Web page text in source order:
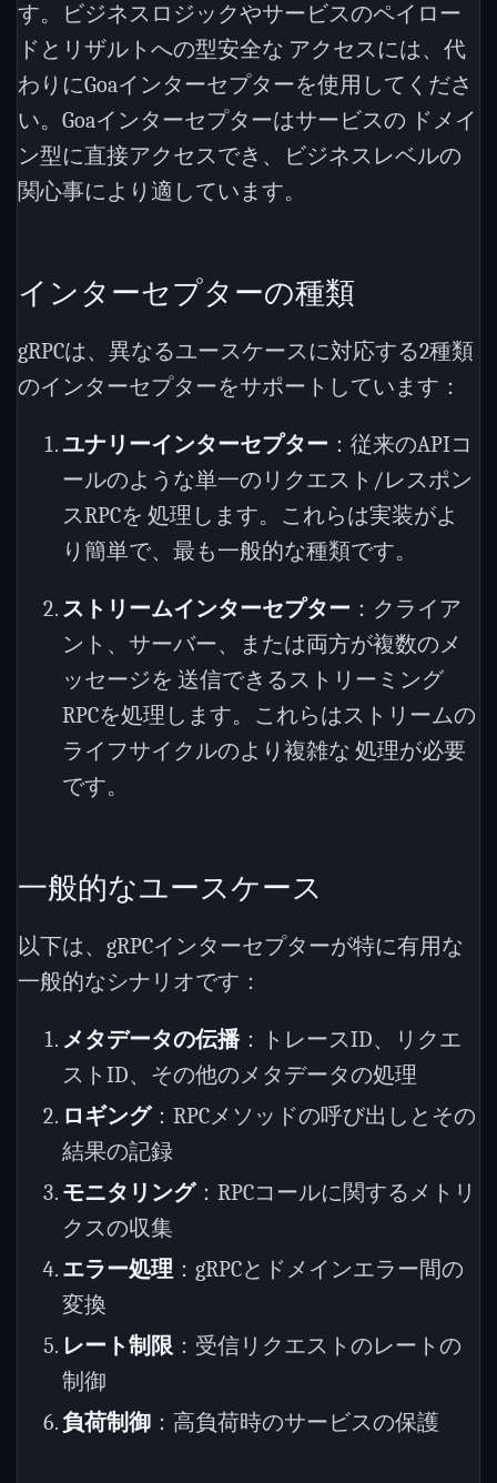
す。ビジネスロジックやサービスのペイロー
ドとリザルトへの型安全な アクセスには、代
わりにGoaインターセプターを使用してくださ
い。Goaインターセプターはサービスの ドメイ
ン型に直接アクセスでき、ビジネスレベルの
関心事により適しています。
インターセプターの種類
gRPCは、異なるユースケースに対応する2種類
のインターセプターをサポートしています：
ユナリーインターセプター ：従来のAPIコ
ールのような単一のリクエスト/レスポン
スRPCを 処理します。これらは実装がよ
り簡単で、最も一般的な種類です。
ストリームインターセプター ：クライア
ント、サーバー、または両方が複数のメ
ッセージを 送信できるストリーミング
RPCを処理します。これらはストリームの
ライフサイクルのより複雑な 処理が必要
です。
一般的なユースケース
以下は、gRPCインターセプターが特に有用な
一般的なシナリオです：
メタデータの伝播：トレースID、リクエ
ストID、その他のメタデータの処理
ロギング：RPCメソッドの呼び出しとその
結果の記録
モニタリング：RPCコールに関するメトリ
クスの収集
エラー処理 ：gRPCとドメインエラー間の
変換
レート制限 ：受信リクエストのレートの
制御
負荷制御 ：高負荷時のサービスの保護